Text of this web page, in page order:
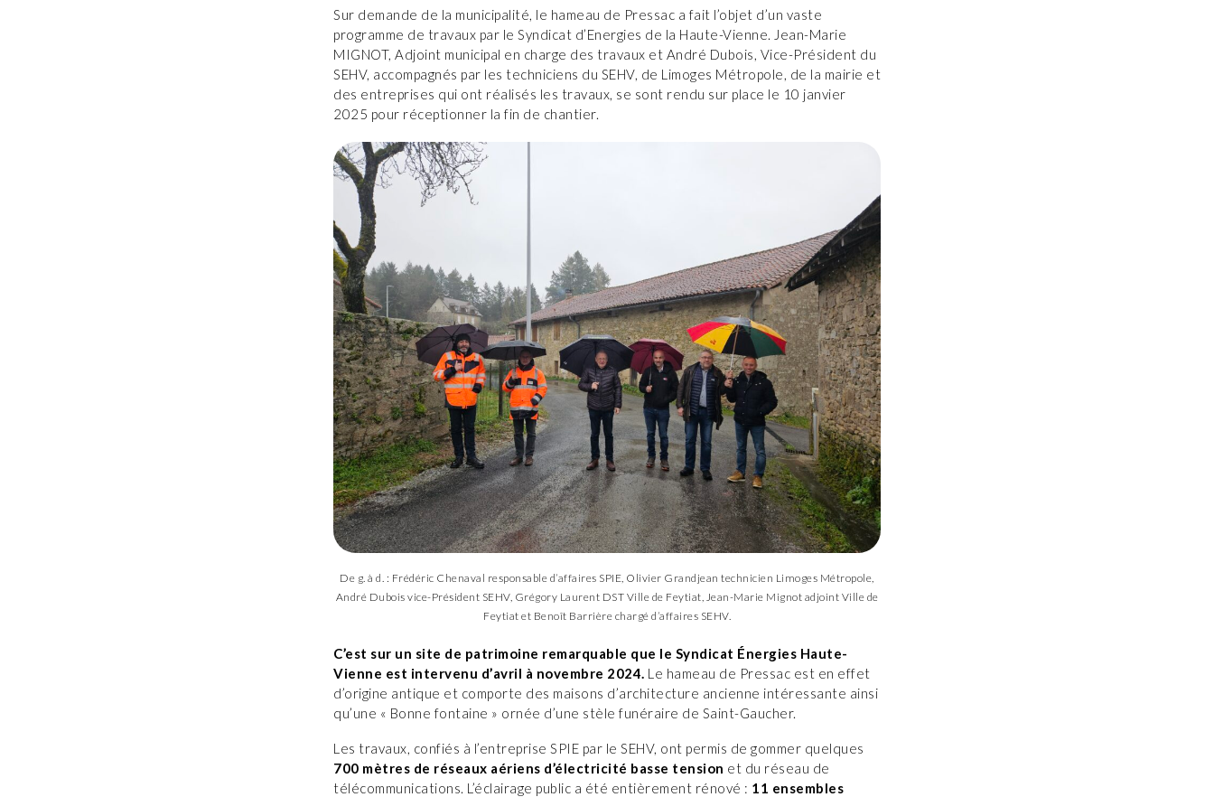
Sur demande de la municipalité, le hameau de Pressac a fait l’objet d’un vaste
programme de travaux par le Syndicat d’Energies de la Haute-Vienne. Jean-Marie
MIGNOT, Adjoint municipal en charge des travaux et André Dubois, Vice-Président du
SEHV, accompagnés par les techniciens du SEHV, de Limoges Métropole, de la mairie et
des entreprises qui ont réalisés les travaux, se sont rendu sur place le 10 janvier
2025 pour réceptionner la fin de chantier.
De g. à d. : Frédéric Chenaval responsable d’affaires SPIE, Olivier Grandjean technicien Limoges Métropole,
André Dubois vice-Président SEHV, Grégory Laurent DST Ville de Feytiat, Jean-Marie Mignot adjoint Ville de
Feytiat et Benoît Barrière chargé d’affaires SEHV.
C’est sur un site de patrimoine remarquable que le Syndicat Énergies Haute-
Vienne est intervenu d’avril à novembre 2024. Le hameau de Pressac est en effet
d’origine antique et comporte des maisons d’architecture ancienne intéressante ainsi
qu’une « Bonne fontaine » ornée d’une stèle funéraire de Saint-Gaucher.
Les travaux, confiés à l’entreprise SPIE par le SEHV, ont permis de gommer quelques
700 mètres de réseaux aériens d’électricité basse tension et du réseau de
télécommunications. L’éclairage public a été entièrement rénové : 11 ensembles